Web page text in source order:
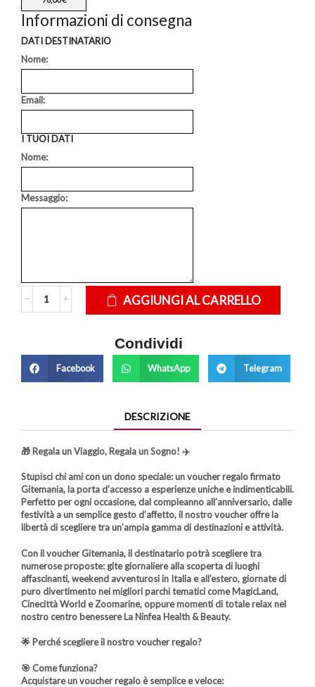
Informazioni di consegna
DATI DESTINATARIO
Nome:
Email:
I TUOI DATI
Nome:
Messaggio:
AGGIUNGI AL CARRELLO
Condividi
Facebook WhatsApp Telegram
DESCRIZIONE
🎁Regala un Viaggio, Regala un Sogno! ✈️
Stupisci chi ami con un dono speciale: un voucher regalo firmato
Gitemania, la porta d’accesso a esperienze uniche e indimenticabili.
Perfetto per ogni occasione, dal compleanno all’anniversario, dalle
festività a un semplice gesto d’affetto, il nostro voucher offre la
libertà di scegliere tra un’ampia gamma di destinazioni e attività.
Con il voucherGitemania, il destinatario potrà scegliere tra
numerose proposte: gite giornaliere alla scoperta di luoghi
affascinanti, weekend avventurosi in Italia e all’estero, giornate di
puro divertimento nei migliori parchi tematici come MagicLand,
Cinecittà World e Zoomarine, oppure momenti di totale relax nel
nostro centro benessere La Ninfea Health & Beauty.
🌟 Perché scegliere il nostro voucher regalo?
🎯 Come funziona?
Acquistare un voucher regalo è semplice e veloce: